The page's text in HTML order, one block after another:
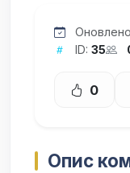
ID: 35
0
Опис